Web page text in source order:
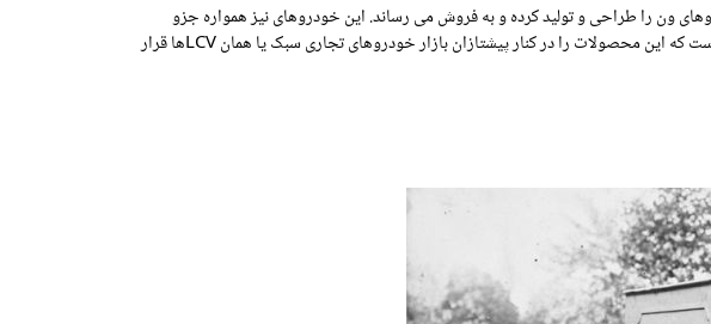
ون را طراحی و تولید کرده و به فروش می رساند. این خودروهای نیز همواره جزو
خوردوهای محبوب خریداران بوده است. توجه به نیازهای مشتریان در کنار مشخصات فنی و عملکرد مناسب از عمده دلایلی است که این محصولات را در کنار پیشتازان بازار خودروهای تجاری سبک یا همان LCVها قرار